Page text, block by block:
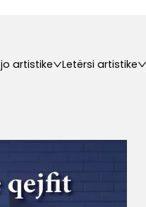
artistike Letërsi artistike